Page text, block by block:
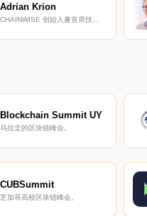
Adrian Krion
Blockchain Summit UY
乌拉圭的区块链峰会。
CUBSummit
芝加哥高校区块链峰会。